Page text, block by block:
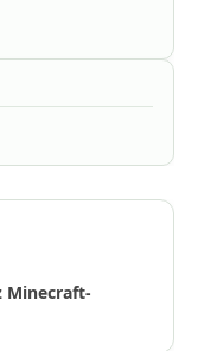
Minecraft-